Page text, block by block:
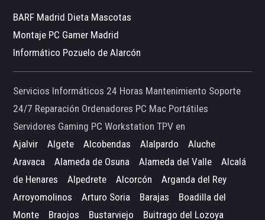
BARF Madrid Dieta Mascotas
Montaje PC Gamer Madrid
Informático Pozuelo de Alarcón
Servicios Informáticos 24 Horas Mantenimiento Soporte
24/7 Reparación Ordenadores PC Mac Portátiles
Servidores Gaming PC Workstation TPV en
Ajalvir
Algete Alcobendas Alalpardo
Aluche
Aravaca
Alameda de Osuna Alameda del Valle
Alcalá
de Henares
Alpedrete Alcorcón
Arganda del Rey
Arroyomolinos
Arturo Soria Barajas
Boadilla del
Monte
Braojos Bustarviejo
Buitrago del Lozoya